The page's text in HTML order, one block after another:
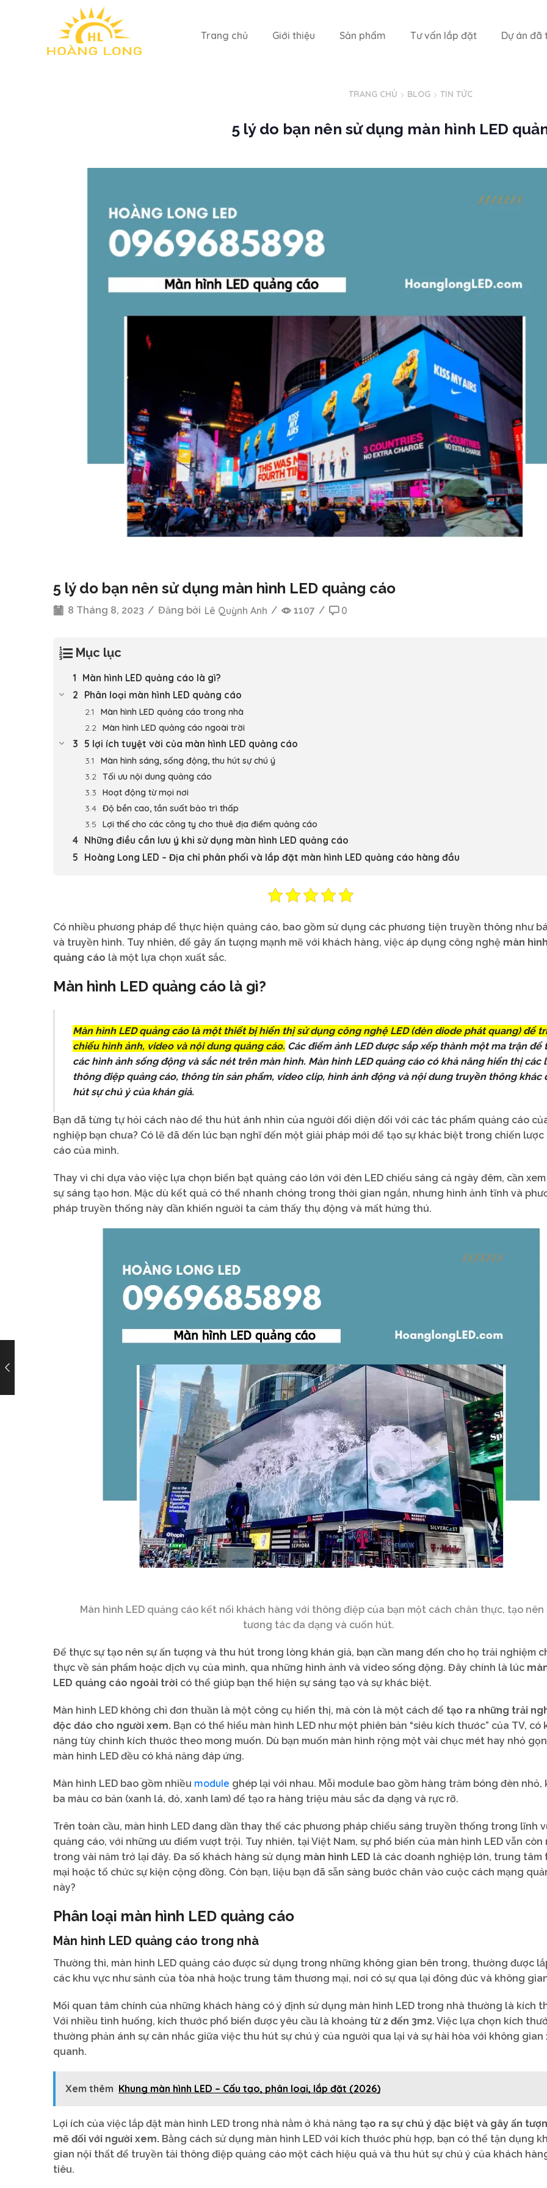
Trang chủ Giới thiệu Sản phẩm Tư vấn lắp đặt Dự án đã
TRANG CHỦ BLOG TIN TỨC
5 lý do bạn nên sử dụng màn hình LED
5 lý do bạn nên sử dụng màn hình LED quảng cáo
8 Tháng 8, 2023 / Đăng bởi Lê Quỳnh Anh / 1107 / 0
Mục lục
Màn hình LED quảng cáo là gì?
Phân loại màn hình LED quảng cáo
Màn hình LED quảng cáo trong nhà
Màn hình LED quảng cáo ngoài trời
5 lợi ích tuyệt vời của màn hình LED quảng cáo
Màn hình sáng, sống động, thu hút sự chú ý
Tối ưu nội dung quảng cáo
Hoạt động từ mọi nơi
Độ bền cao, tần suất bảo trì thấp
Lợi thế cho các công ty cho thuê địa điểm quảng cáo
Những điều cần lưu ý khi sử dụng màn hình LED quảng cáo
Hoàng Long LED – Địa chỉ phân phối và lắp đặt màn hình LED quảng cáo hàng đầu
Có nhiều phương pháp để thực hiện quảng cáo, bao gồm sử dụng các phương tiện truyền thông như
và truyền hình. Tuy nhiên, để gây ấn tượng mạnh mẽ với khách hàng, việc áp dụng công nghệ màn
quảng cáo là một lựa chọn xuất sắc.
Màn hình LED quảng cáo là gì?
Màn hình LED quảng cáo là một thiết bị hiển thị sử dụng công nghệ LED (đèn diode phát quang) để
chiếu hình ảnh, video và nội dung quảng cáo. Các điểm ảnh LED được sắp xếp thành một ma trận để
các hình ảnh sống động và sắc nét trên màn hình. Màn hình LED quảng cáo có khả năng hiển thị các
thông điệp quảng cáo, thông tin sản phẩm, video clip, hình ảnh động và nội dung truyền thông khác
hút sự chú ý của khán giả.
Bạn đã từng tự hỏi cách nào để thu hút ánh nhìn của người đối diện đối với các tác phẩm quảng cáo
nghiệp bạn chưa? Có lẽ đã đến lúc bạn nghĩ đến một giải pháp mới để tạo sự khác biệt trong chiến
cáo của mình.
Thay vì chỉ dựa vào việc lựa chọn biển bạt quảng cáo lớn với đèn LED chiếu sáng cả ngày đêm, cần
sự sáng tạo hơn. Mặc dù kết quả có thể nhanh chóng trong thời gian ngắn, nhưng hình ảnh tĩnh và
pháp truyền thống này dần khiến người ta cảm thấy thụ động và mất hứng thú.
Màn hình LED quảng cáo kết nối khách hàng với thông điệp của bạn một cách chân thực, tạo nên
tương tác đa dạng và cuốn hút.
Để thực sự tạo nên sự ấn tượng và thu hút trong lòng khán giả, bạn cần mang đến cho họ trải nghiệm
thực về sản phẩm hoặc dịch vụ của mình, qua những hình ảnh và video sống động. Đây chính là lúc
LED quảng cáo ngoài trời có thể giúp bạn thể hiện sự sáng tạo và sự khác biệt.
Màn hình LED không chỉ đơn thuần là một công cụ hiển thị, mà còn là một cách để tạo ra những trải
độc đáo cho người xem. Bạn có thể hiểu màn hình LED như một phiên bản “siêu kích thước” của TV, có
năng tùy chỉnh kích thước theo mong muốn. Dù bạn muốn màn hình rộng một vài chục mét hay nhỏ
màn hình LED đều có khả năng đáp ứng.
Màn hình LED bao gồm nhiều module ghép lại với nhau. Mỗi module bao gồm hàng trăm bóng đèn nhỏ,
ba màu cơ bản (xanh lá, đỏ, xanh lam) để tạo ra hàng triệu màu sắc đa dạng và rực rỡ.
Trên toàn cầu, màn hình LED đang dần thay thế các phương pháp chiếu sáng truyền thống trong lĩnh
quảng cáo, với những ưu điểm vượt trội. Tuy nhiên, tại Việt Nam, sự phổ biến của màn hình LED vẫn còn
trong vài năm trở lại đây. Đa số khách hàng sử dụng màn hình LED là các doanh nghiệp lớn, trung tâm
mại hoặc tổ chức sự kiện cộng đồng. Còn bạn, liệu bạn đã sẵn sàng bước chân vào cuộc cách mạng
này?
Phân loại màn hình LED quảng cáo
Màn hình LED quảng cáo trong nhà
Thường thì, màn hình LED quảng cáo được sử dụng trong những không gian bên trong, thường được
các khu vực như sảnh của tòa nhà hoặc trung tâm thương mại, nơi có sự qua lại đông đúc và không
Mối quan tâm chính của những khách hàng có ý định sử dụng màn hình LED trong nhà thường là kích
Với nhiều tình huống, kích thước phổ biến được yêu cầu là khoảng từ 2 đến 3m2.Việc lựa chọn kích
thường phản ánh sự cân nhắc giữa việc thu hút sự chú ý của người qua lại và sự hài hòa với không gian
quanh.
Xem thêm Khung màn hình LED – Cấu tạo, phân loại, lắp đặt (2026)
Lợi ích của việc lắp đặt màn hình LED trong nhà nằm ở khả năng tạo ra sự chú ý đặc biệt và gây ấn
mẽ đối với người xem. Bằng cách sử dụng màn hình LED với kích thước phù hợp, bạn có thể tận dụng
gian nội thất để truyền tải thông điệp quảng cáo một cách hiệu quả và thu hút sự chú ý của khách
tiêu.